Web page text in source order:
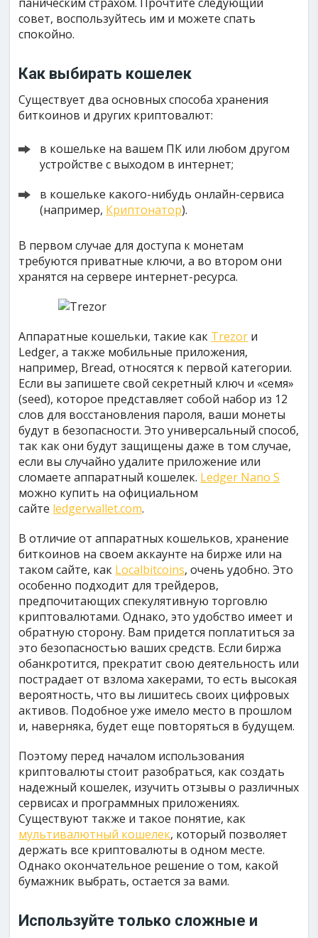
совет, воспользуйтесь им и можете спать
спокойно.
Как выбирать кошелек
Существует два основных способа хранения
биткоинов и других криптовалют:
в кошельке на вашем ПК или любом другом
устройстве с выходом в интернет;
в кошельке какого-нибудь онлайн-сервиса
(например, Криптонатор).
В первом случае для доступа к монетам
требуются приватные ключи, а во втором они
хранятся на сервере интернет-ресурса.
Аппаратные кошельки, такие как Trezor и
Ledger, а также мобильные приложения,
например, Bread, относятся к первой категории.
Если вы запишете свой секретный ключ и «семя»
(seed), которое представляет собой набор из 12
слов для восстановления пароля, ваши монеты
будут в безопасности. Это универсальный способ,
так как они будут защищены даже в том случае,
если вы случайно удалите приложение или
сломаете аппаратный кошелек. Ledger Nano S
можно купить на официальном
сайте ledgerwallet.com.
В отличие от аппаратных кошельков, хранение
биткоинов на своем аккаунте на бирже или на
таком сайте, как Localbitcoins, очень удобно. Это
особенно подходит для трейдеров,
предпочитающих спекулятивную торговлю
криптовалютами. Однако, это удобство имеет и
обратную сторону. Вам придется поплатиться за
это безопасностью ваших средств. Если биржа
обанкротится, прекратит свою деятельность или
пострадает от взлома хакерами, то есть высокая
вероятность, что вы лишитесь своих цифровых
активов. Подобное уже имело место в прошлом
и, наверняка, будет еще повторяться в будущем.
Поэтому перед началом использования
криптовалюты стоит разобраться, как создать
надежный кошелек, изучить отзывы о различных
сервисах и программных приложениях.
Существуют также и такое понятие, как
мультивалютный кошелек, который позволяет
держать все криптовалюты в одном месте.
Однако окончательное решение о том, какой
бумажник выбрать, остается за вами.
Используйте только сложные и